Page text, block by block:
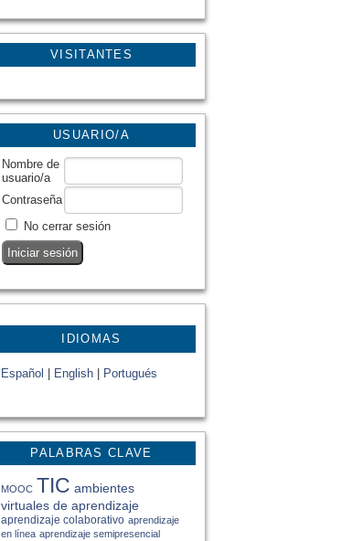
VISITANTES
USUARIO/A
Nombre de
usuario/a
Contraseña
No cerrar sesión
IDIOMAS
Español English Portugués
PALABRAS CLAVE
MOOC TIC ambientes
virtuales de aprendizaje
aprendizaje colaborativo aprendizaje
en línea aprendizaje semipresencial